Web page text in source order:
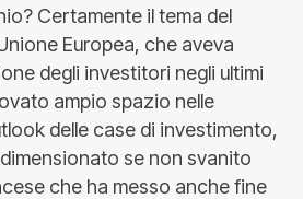
Certamente il tema del
Europea, che aveva
degli investitori negli ultimi
ampio spazio nelle
delle case di investimento,
se non svanito
che ha messo anche fine